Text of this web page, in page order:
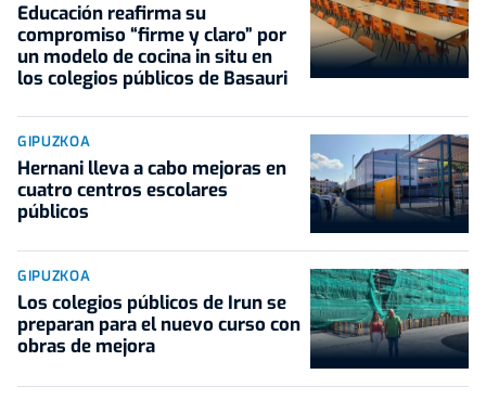
Educación reafirma su
compromiso “firme y claro” por
un modelo de cocina in situ en
los colegios públicos de Basauri
GIPUZKOA
Hernani lleva a cabo mejoras en
cuatro centros escolares
públicos
GIPUZKOA
Los colegios públicos de Irun se
preparan para el nuevo curso con
obras de mejora